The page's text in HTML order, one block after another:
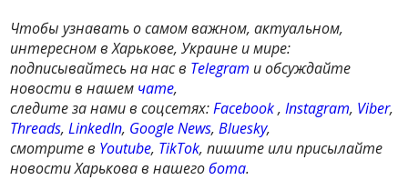
Чтобы узнавать о самом важном, актуальном,
интересном в Харькове, Украине и мире:
подписывайтесь на нас в Telegram и обсуждайте
новости в нашем чате,
следите за нами в соцсетях:Facebook,Instagram, Viber,
Threads,LinkedIn, Google News,Bluesky,
смотрите в Youtube, TikTok, пишите или присылайте
новости Харькова в нашегобота.